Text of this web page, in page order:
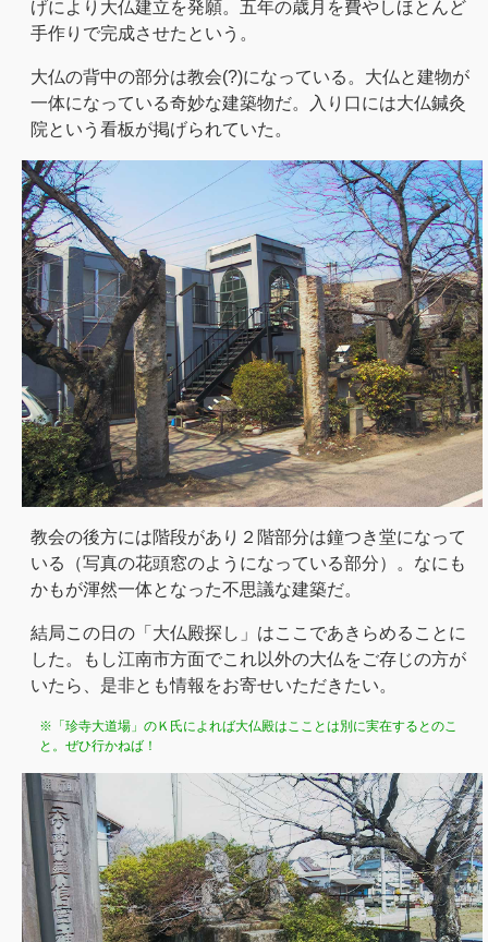
げにより大仏建立を発願。五年の歳月を費やしほとんど
手作りで完成させたという。
大仏の背中の部分は教会(?)になっている。大仏と建物が
一体になっている奇妙な建築物だ。入り口には大仏鍼灸
院という看板が掲げられていた。
教会の後方には階段があり２階部分は鐘つき堂になって
いる（写真の花頭窓のようになっている部分）。なにも
かもが渾然一体となった不思議な建築だ。
結局この日の「大仏殿探し」はここであきらめることに
した。もし江南市方面でこれ以外の大仏をご存じの方が
いたら、是非とも情報をお寄せいただきたい。
※「珍寺大道場」のＫ氏によれば大仏殿はこことは別に実在するとのこ
と。ぜひ行かねば！